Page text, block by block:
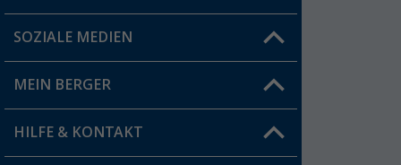
Du hast eine Frage?
Filiale finden
SOZIALE MEDIEN
MEIN BERGER
Vorteilskarte
HILFE & KONTAKT